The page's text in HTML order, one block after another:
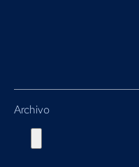
Archivo